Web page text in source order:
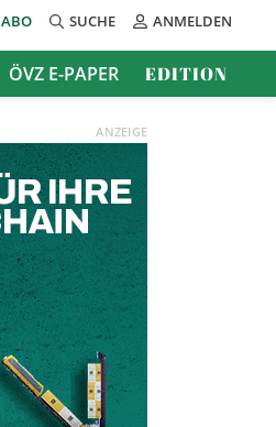
ABO SUCHE ANMELDEN
ÖVZ E-PAPER EDITION
ANZEIGE